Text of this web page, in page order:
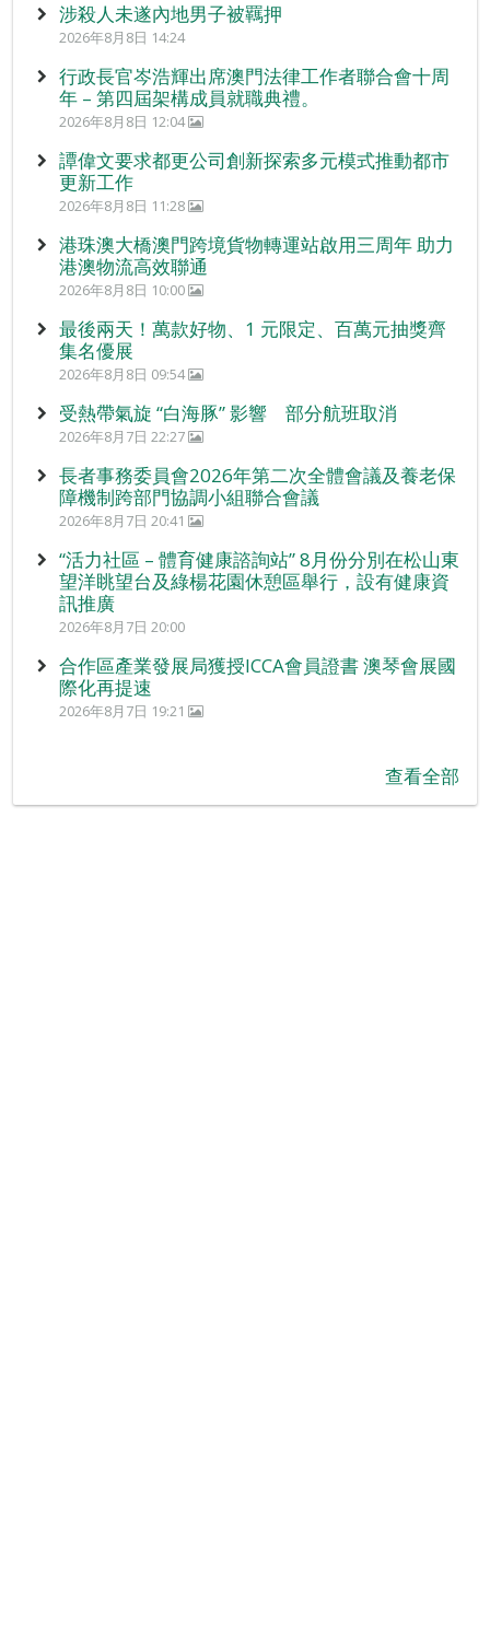
涉殺人未遂內地男子被羈押
2026年8月8日 14:24
行政長官岑浩輝出席澳門法律工作者聯合會十周
年 – 第四屆架構成員就職典禮。
2026年8月8日 12:04
譚偉文要求都更公司創新探索多元模式推動都市
更新工作
2026年8月8日 11:28
港珠澳大橋澳門跨境貨物轉運站啟用三周年 助力
港澳物流高效聯通
2026年8月8日 10:00
最後兩天！萬款好物、1 元限定、百萬元抽獎齊
集名優展
2026年8月8日 09:54
受熱帶氣旋 “白海豚” 影響 部分航班取消
2026年8月7日 22:27
長者事務委員會2026年第二次全體會議及養老保
障機制跨部門協調小組聯合會議
2026年8月7日 20:41
“活力社區 – 體育健康諮詢站” 8月份分別在松山東
望洋眺望台及綠楊花園休憩區舉行，設有健康資
訊推廣
2026年8月7日 20:00
合作區產業發展局獲授ICCA會員證書 澳琴會展國
際化再提速
2026年8月7日 19:21
查看全部